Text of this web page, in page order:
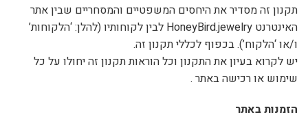
תקנון זה מסדיר את היחסים המשפטיים והמסחריים שבין אתר
האינטרנט HoneyBird.jewelry לבין לקוחותיו (להלן: ‘הלקוחות’
ו/או ‘הלקוח’). בכפוף לכללי תקנון זה.
יש לקרוא בעיון את התקנון וכל הוראות תקנון זה יחולו על כל
שימוש או רכישה באתר .
הזמנות באתר